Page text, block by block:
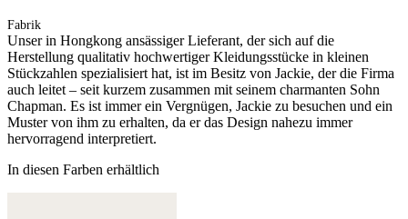
Fabrik
Unser in Hongkong ansässiger Lieferant, der sich auf die
Herstellung qualitativ hochwertiger Kleidungsstücke in kleinen
Stückzahlen spezialisiert hat, ist im Besitz von Jackie, der die Firma
auch leitet – seit kurzem zusammen mit seinem charmanten Sohn
Chapman. Es ist immer ein Vergnügen, Jackie zu besuchen und ein
Muster von ihm zu erhalten, da er das Design nahezu immer
hervorragend interpretiert.
In diesen Farben erhältlich